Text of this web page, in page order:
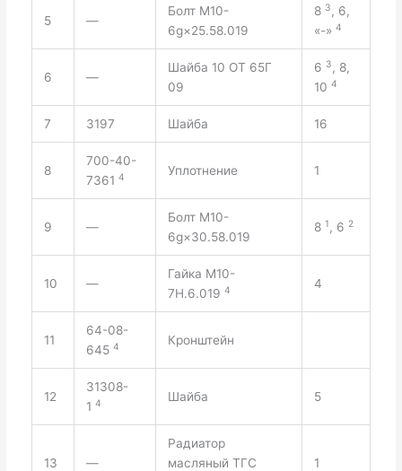
5 —
Болт М10-
6g×25.58.019
8 3 , 6,
«-»4
6 —
Шайба 10 ОТ 65Г
09
6 3 , 8,
104
7 3197 Шайба 16
8
700-40-
73614 Уплотнение 1
9 —
Болт М10-
6g×30.58.019
81 , 6 2
10 —
Гайка М10-
7Н.6.0194 4
11
64-08-
6454 Кронштейн
12
31308-
14 Шайба 5
13 —
Радиатор
масляный ТГС
1